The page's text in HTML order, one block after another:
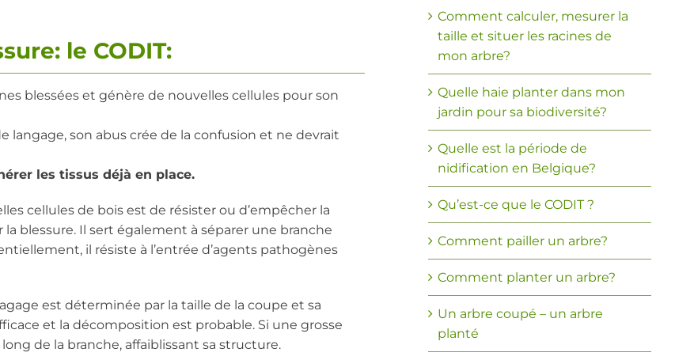
le CODIT:
blessées et génère de nouvelles cellules pour son
langage, son abus crée de la confusion et ne devrait
les tissus déjà en place.
cellules de bois est de résister ou d’empêcher la
blessure. Il sert également à séparer une branche
il résiste à l’entrée d’agents pathogènes
est déterminée par la taille de la coupe et sa
et la décomposition est probable. Si une grosse
de la branche, affaiblissant sa structure.
Comment calculer, mesurer la
taille et situer les racines de
mon arbre?
Quelle haie planter dans mon
jardin pour sa biodiversité?
Quelle est la période de
nidification en Belgique?
Qu’est-ce que le CODIT ?
Comment pailler un arbre?
Comment planter un arbre?
Un arbre coupé – un arbre
planté